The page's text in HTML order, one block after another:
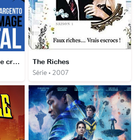
L'oiseau au plumage de cristal The Riches
Série • 2007